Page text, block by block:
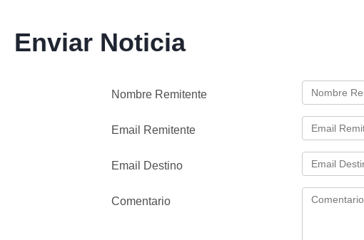
Enviar Noticia
Nombre Remitente
Email Remitente
Email Destino
Comentario